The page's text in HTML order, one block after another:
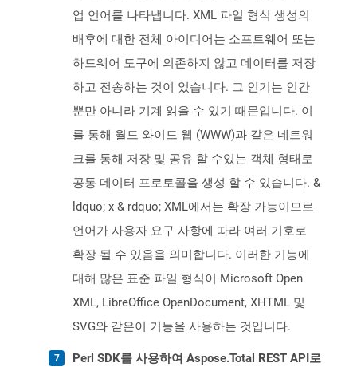
업 언어를 나타냅니다. XML 파일 형식 생성의
배후에 대한 전체 아이디어는 소프트웨어 또는
하드웨어 도구에 의존하지 않고 데이터를 저장
하고 전송하는 것이 었습니다. 그 인기는 인간
뿐만 아니라 기계 읽을 수 있기 때문입니다. 이
를 통해 월드 와이드 웹 (WWW)과 같은 네트워
크를 통해 저장 및 공유 할 수있는 객체 형태로
공통 데이터 프로토콜을 생성 할 수 있습니다. &
ldquo; x & rdquo; XML에서는 확장 가능이므로
언어가 사용자 요구 사항에 따라 여러 기호로
확장 될 수 있음을 의미합니다. 이러한 기능에
대해 많은 표준 파일 형식이 Microsoft Open
XML, LibreOffice OpenDocument, XHTML 및
SVG와 같은이 기능을 사용하는 것입니다.
Perl SDK를 사용하여 Aspose.Total REST API로